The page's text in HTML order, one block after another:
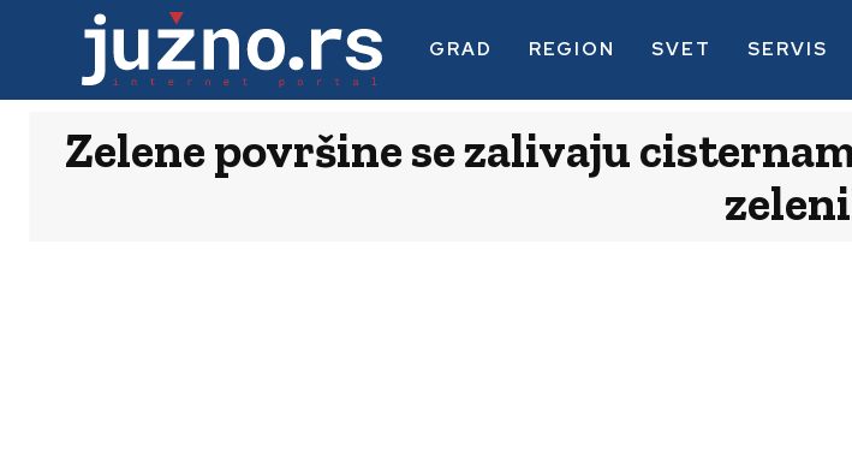
GRAD REGION SVET SERVIS
Zelene površine se zalivaju